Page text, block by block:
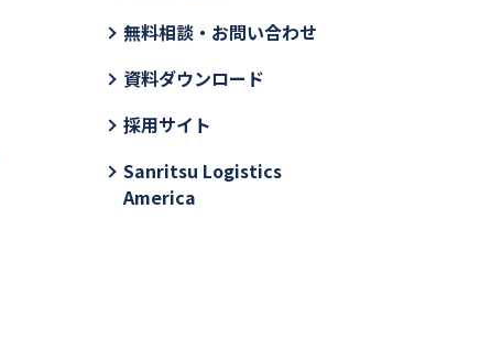
無料相談・お問い合わせ
資料ダウンロード
採用サイト
Sanritsu Logistics
America